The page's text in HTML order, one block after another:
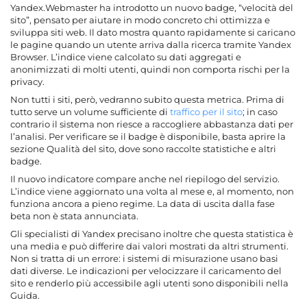
Yandex.Webmaster ha introdotto un nuovo badge, “velocità del
sito”, pensato per aiutare in modo concreto chi ottimizza e
sviluppa siti web. Il dato mostra quanto rapidamente si caricano
le pagine quando un utente arriva dalla ricerca tramite Yandex
Browser. L’indice viene calcolato su dati aggregati e
anonimizzati di molti utenti, quindi non comporta rischi per la
privacy.
Non tutti i siti, però, vedranno subito questa metrica. Prima di
tutto serve un volume sufficiente di traffico per il sito; in caso
contrario il sistema non riesce a raccogliere abbastanza dati per
l’analisi. Per verificare se il badge è disponibile, basta aprire la
sezione Qualità del sito, dove sono raccolte statistiche e altri
badge.
Il nuovo indicatore compare anche nel riepilogo del servizio.
L’indice viene aggiornato una volta al mese e, al momento, non
funziona ancora a pieno regime. La data di uscita dalla fase
beta non è stata annunciata.
Gli specialisti di Yandex precisano inoltre che questa statistica è
una media e può differire dai valori mostrati da altri strumenti.
Non si tratta di un errore: i sistemi di misurazione usano basi
dati diverse. Le indicazioni per velocizzare il caricamento del
sito e renderlo più accessibile agli utenti sono disponibili nella
Guida.